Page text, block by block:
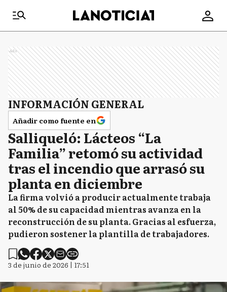
Ads
INFORMACIÓN GENERAL
Añadir como fuente en
Salliqueló: Lácteos “La
Familia” retomó su actividad
tras el incendio que arrasó su
planta en diciembre
La firma volvió a producir actualmente trabaja
al 50% de su capacidad mientras avanza en la
reconstrucción de su planta. Gracias al esfuerza,
pudieron sostener la plantilla de trabajadores.
3 de junio de 2026 | 17:51